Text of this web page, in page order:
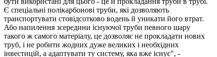
Є спеціальні полікарбонові труби, які дозволяють
транспортувати стовідсотково водень й уникати його втрат.
Або напилення зсередини існуючої труби певного шару
такого ж самого матеріалу, це дозволяє не прокладати нових
труб, і не робити жодних дуже великих і необхідних
інвестицій, а адаптувати ту систему, яка вже існує", -